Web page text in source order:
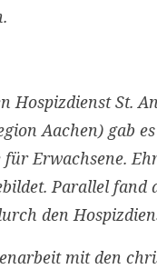
Hospizdienst St.
Aachen) gab
für Erwachsene.
Parallel fand
den
mit den